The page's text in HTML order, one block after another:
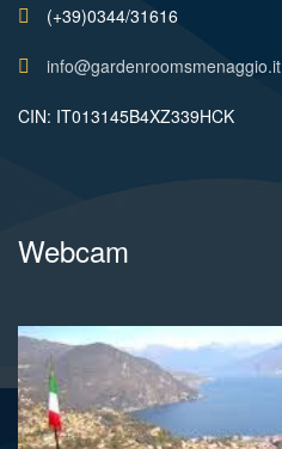
(+39)0344/31616
info@gardenroomsmenaggio.it
CIN: IT013145B4XZ339HCK
Webcam